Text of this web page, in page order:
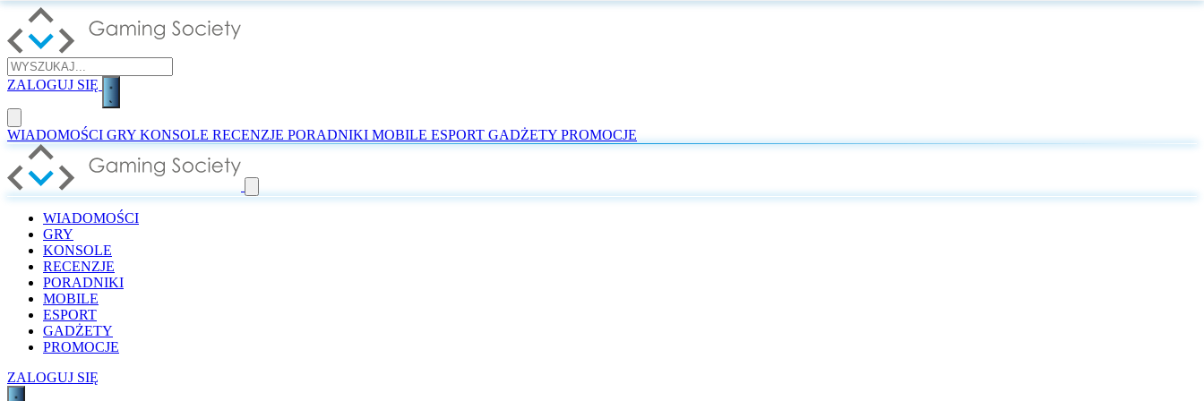
ZALOGUJ SIĘ
WIADOMOŚCI GRY KONSOLE RECENZJE PORADNIKI MOBILE ESPORT GADŻETY PROMOCJE
WIADOMOŚCI
GRY
KONSOLE
RECENZJE
PORADNIKI
MOBILE
ESPORT
GADŻETY
PROMOCJE
ZALOGUJ SIĘ